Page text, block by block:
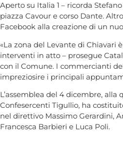
Aperto su Italia 1 – ricorda
piazza Cavour e corso Dante.
Facebook alla creazione di un
«La zona del Levante di
interventi in atto – prosegue
con il Comune. I commercianti
impreziosire i principali
L’assemblea del 4 dicembre,
Confesercenti Tigullio, ha
nel direttivo Massimo Gerardini,
Francesca Barbieri e Luca Poli.